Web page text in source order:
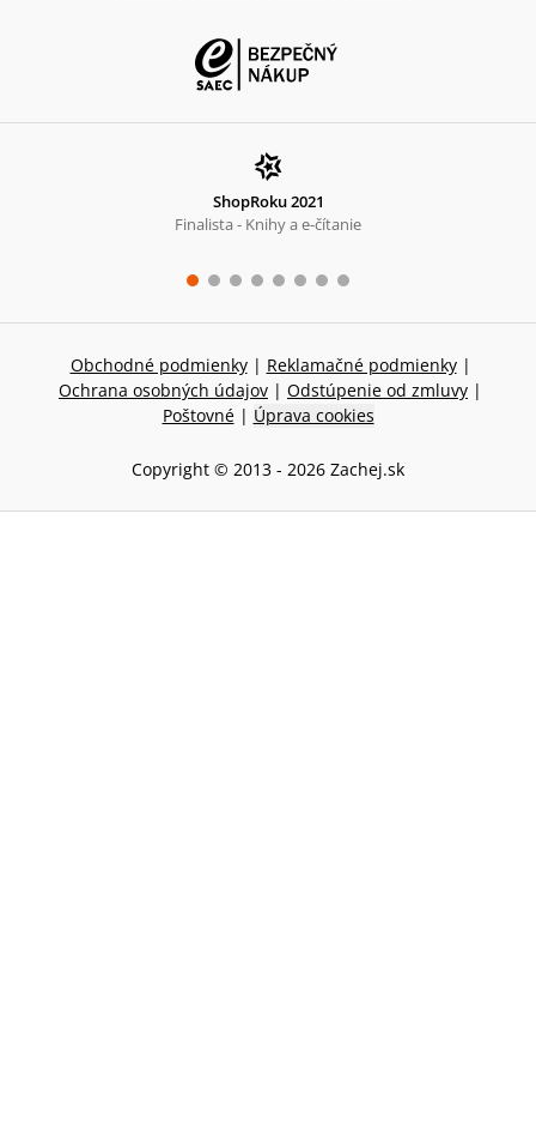
ShopRoku 2021
Finalista - Knihy a e-čítanie
Obchodné podmienky | Reklamačné podmienky |
Ochrana osobných údajov | Odstúpenie od zmluvy |
Poštovné | Úprava cookies
Copyright © 2013 - 2026 Zachej.sk